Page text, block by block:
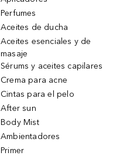
Perfumes
Aceites de ducha
Aceites esenciales y de
masaje
Sérums y aceites capilares
Crema para acne
Cintas para el pelo
After sun
Body Mist
Ambientadores
Primer